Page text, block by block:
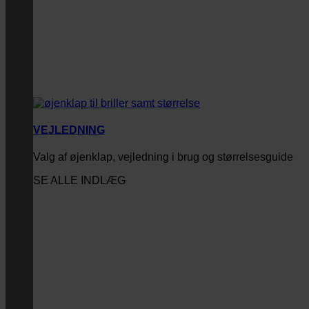
VEJLEDNING
Valg af øjenklap, vejledning i brug og størrelsesguide
SE ALLE INDLÆG